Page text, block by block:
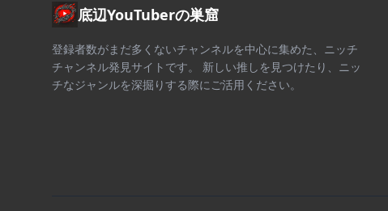
底辺YouTuberの巣窟
登録者数がまだ多くないチャンネルを中心に集めた、ニッチ
チャンネル発見サイトです。 新しい推しを見つけたり、ニッ
チなジャンルを深掘りする際にご活用ください。